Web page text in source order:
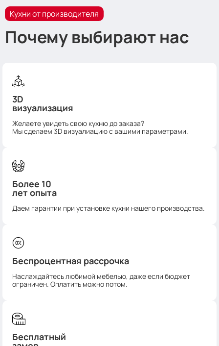
Кухни от производителя
Почему выбирают нас
3D
визуализация
Желаете увидеть свою кухню до заказа?
Мы сделаем 3D визуалиацию с вашими параметрами.
Более 10
лет опыта
Даем гарантии при установке кухни нашего производства.
Беспроцентная рассрочка
Наслаждайтесь любимой мебелью, даже если бюджет
ограничен. Оплатить можно потом.
Бесплатный